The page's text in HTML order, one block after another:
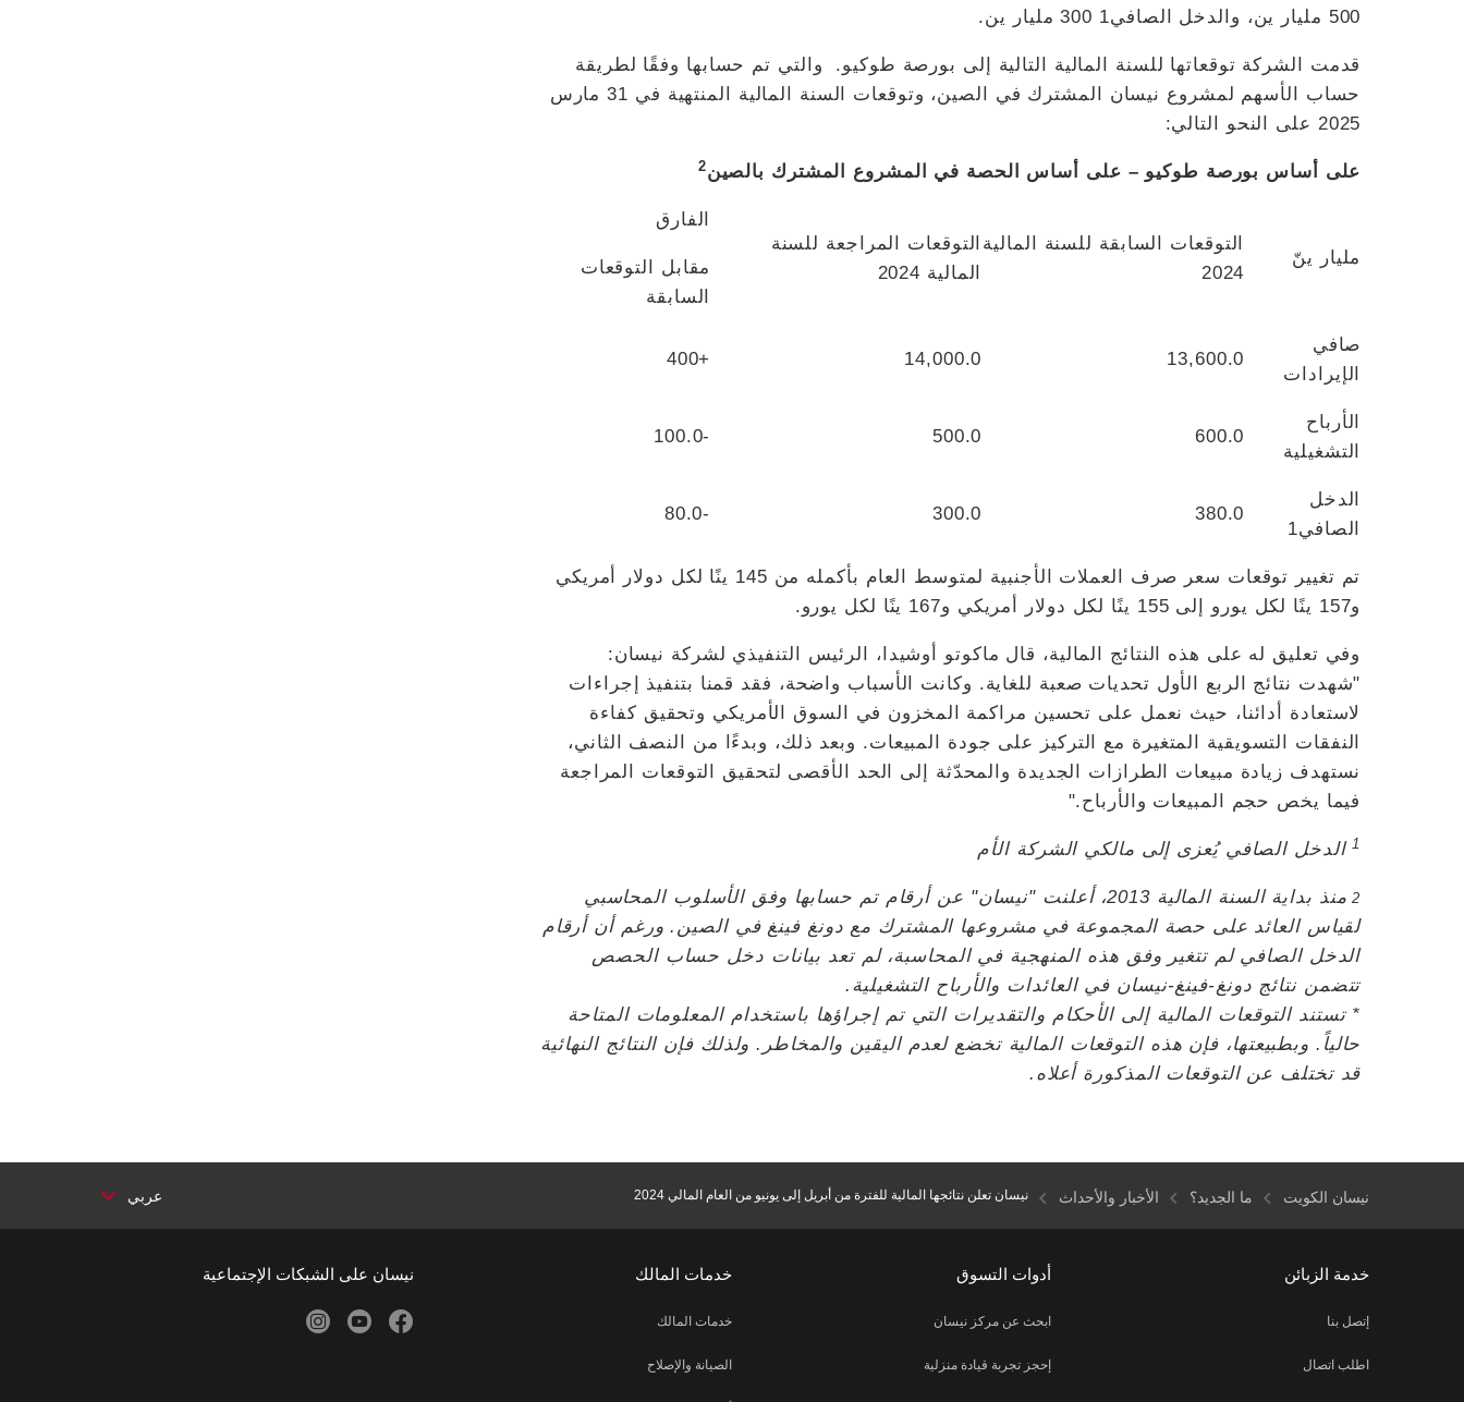
500 مليار ين، والدخل الصافي1 300 مليار ين.
قدمت الشركة توقعاتها للسنة المالية التالية إلى بورصة طوكيو. والتي تم حسابها وفقًا لطريقة
حساب الأسهم لمشروع نيسان المشترك في الصين، وتوقعات السنة المالية المنتهية في 31 مارس
2025 على النحو التالي:
على أساس بورصة طوكيو – على أساس الحصة في المشروع المشترك بالصين2
مليار ينّ
التوقعات السابقة للسنة المالية
2024
التوقعات المراجعة للسنة
المالية 2024
الفارق
مقابل التوقعات
السابقة
صافي
الإيرادات
13,600.0
14,000.0
+400
الأرباح
التشغيلية
600.0
500.0
-100.0
الدخل
الصافي1
380.0
300.0
-80.0
تم تغيير توقعات سعر صرف العملات الأجنبية لمتوسط ​​العام بأكمله من 145 ينًا لكل دولار أمريكي
و157 ينًا لكل يورو إلى 155 ينًا لكل دولار أمريكي و167 ينًا لكل يورو.
وفي تعليق له على هذه النتائج المالية، قال ماكوتو أوشيدا، الرئيس التنفيذي لشركة نيسان:
"شهدت نتائج الربع الأول تحديات صعبة للغاية. وكانت الأسباب واضحة، فقد قمنا بتنفيذ إجراءات
لاستعادة أدائنا، حيث نعمل على تحسين مراكمة المخزون في السوق الأمريكي وتحقيق كفاءة
النفقات التسويقية المتغيرة مع التركيز على جودة المبيعات. وبعد ذلك، وبدءًا من النصف الثاني،
نستهدف زيادة مبيعات الطرازات الجديدة والمحدّثة إلى الحد الأقصى لتحقيق التوقعات المراجعة
فيما يخص حجم المبيعات والأرباح."
1الدخل الصافي يُعزى إلى مالكي الشركة الأم
2
منذ بداية السنة المالية 2013، أعلنت "نيسان" عن أرقام تم حسابها وفق الأسلوب المحاسبي
لقياس العائد على حصة المجموعة في مشروعها المشترك مع دونغ فينغ في الصين. ورغم أن أرقام
الدخل الصافي لم تتغير وفق هذه المنهجية في المحاسبة، لم تعد بيانات دخل حساب الحصص
تتضمن نتائج دونغ-فينغ-نيسان في العائدات والأرباح التشغيلية.
* تستند التوقعات المالية إلى الأحكام والتقديرات التي تم إجراؤها باستخدام المعلومات المتاحة
حالياً. وبطبيعتها، فإن هذه التوقعات المالية تخضع لعدم اليقين والمخاطر. ولذلك فإن النتائج النهائية
قد تختلف عن التوقعات المذكورة أعلاه.
نيسان الكويت ما الجديد؟ الأخبار والأحداث نيسان تعلن نتائجها المالية للفترة من أبريل إلى يونيو من العام المالي 2024 عربي
خدمة الزبائن
إتصل بنا
اطلب اتصال
أدوات التسوق
ابحث عن مركز نيسان
إحجز تجربة قيادة منزلية
خدمات المالك
خدمات المالك
الصيانة والإصلاح
نيسان على الشبكات الإجتماعية
facebook
youtube